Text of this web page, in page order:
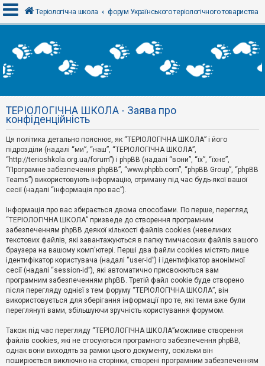
х
і
Р
е
с
т
р
а
ц
і
я
Т
е
м
и
б
е
з
в
і
д
о
і
д
е
й
Теріологічна школа форум Українського теріологічного товариства
ТЕРІОЛОГІЧНА ШКОЛА - Заява про
конфіденційність
Ця політика детально пояснює, як “ТЕРІОЛОГІЧНА ШКОЛА” і його
підрозділи (надалі “ми”, “наш”, “ТЕРІОЛОГІЧНА ШКОЛА”,
“http://terioshkola.org.ua/forum”) і phpBB (надалі “вони”, “їх”, “їхнє”,
“Програмне забезпечення phpBB”, “www.phpbb.com”, “phpBB Group”, “phpBB
Teams”) використовують інформацію, отриману під час будь-якої вашої
сесії (надалі “інформація про вас”).
Інформація про вас збирається двома способами. По перше, перегляд
“ТЕРІОЛОГІЧНА ШКОЛА” призведе до створення програмним
забезпеченням phpBB деякої кількості файлів cookies (невеликих
текстових файлів, які завантажуються в папку тимчасових файлів вашого
браузера на вашому комп'ютері. Перші два файли cookies містять лише
ідентифікатор користувача (надалі “user-id”) і ідентифікатор анонімної
сесії (надалі “session-id”), які автоматично присвоюються вам
програмним забезпеченням phpBB. Третій файл cookie буде створено
після перегляду однієї з тем форуму “ТЕРІОЛОГІЧНА ШКОЛА”, він
використовується для зберігання інформації про те, які теми вже були
переглянуті вами, збільшуючи зручність користування форумом.
Також під час перегляду “ТЕРІОЛОГІЧНА ШКОЛА”можливе створення
файлів cookies, які не стосуються програмного забезпечення phpBB,
однак вони виходять за рамки цього документу, оскільки він
поширюється виключно на сторінки, створені програмним забезпеченням